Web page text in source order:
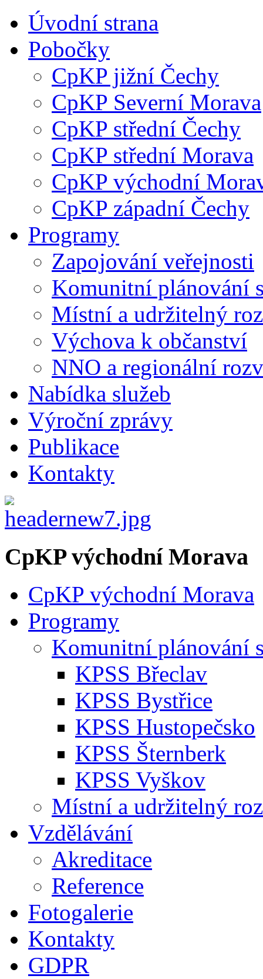
Úvodní strana
Pobočky
CpKP jižní Čechy
CpKP Severní Morava
CpKP střední Čechy
CpKP střední Morava
CpKP východní
CpKP západní Čechy
Programy
Zapojování veřejnosti
Komunitní plánování
Místní a udržitelný
Výchova k občanství
NNO a regionální
Nabídka služeb
Výroční zprávy
Publikace
Kontakty
CpKP východní Morava
CpKP východní Morava
Programy
Komunitní plánování
KPSS Břeclav
KPSS Bystřice
KPSS Hustopečsko
KPSS Šternberk
KPSS Vyškov
Místní a udržitelný
Vzdělávání
Akreditace
Reference
Fotogalerie
Kontakty
GDPR